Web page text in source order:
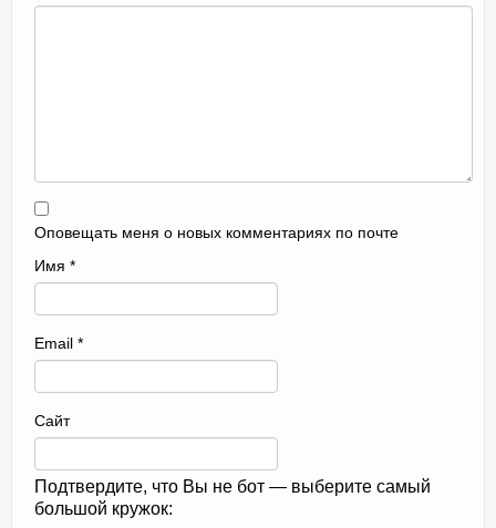
Оповещать меня о новых комментариях по почте
Имя *
Email *
Сайт
Подтвердите, что Вы не бот — выберите самый
большой кружок: